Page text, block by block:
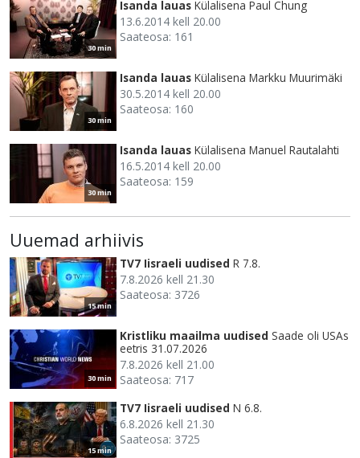
30 min
Isanda lauas Külalisena Paul Chung
13.6.2014 kell 20.00
Saateosa: 161
30 min
Isanda lauas Külalisena Markku Muurimäki
30.5.2014 kell 20.00
Saateosa: 160
30 min
Isanda lauas Külalisena Manuel Rautalahti
16.5.2014 kell 20.00
Saateosa: 159
Uuemad arhiivis
15 min
TV7 Iisraeli uudised R 7.8.
7.8.2026 kell 21.30
Saateosa: 3726
30 min
Kristliku maailma uudised Saade oli USAs
eetris 31.07.2026
7.8.2026 kell 21.00
Saateosa: 717
15 min
TV7 Iisraeli uudised N 6.8.
6.8.2026 kell 21.30
Saateosa: 3725